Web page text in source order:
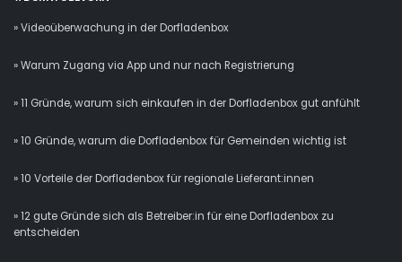
» Videoüberwachung in der Dorfladenbox
» Warum Zugang via App und nur nach Registrierung
» 11 Gründe, warum sich einkaufen in der Dorfladenbox gut anfühlt
» 10 Gründe, warum die Dorfladenbox für Gemeinden wichtig ist
» 10 Vorteile der Dorfladenbox für regionale Lieferant:innen
» 12 gute Gründe sich als Betreiber:in für eine Dorfladenbox zu
entscheiden